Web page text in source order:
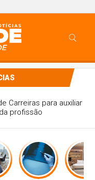
Conheça os
em São Paulo